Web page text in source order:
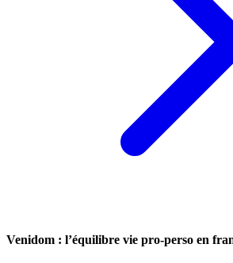
Venidom : l’équilibre vie pro-perso en